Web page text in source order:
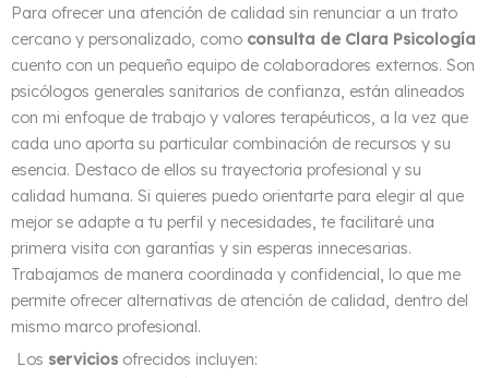
Para ofrecer una atención de calidad sin renunciar a un trato
cercano y personalizado, como consulta de Clara Psicología
cuento con un pequeño equipo de colaboradores externos. Son
psicólogos generales sanitarios de confianza, están alineados
con mi enfoque de trabajo y valores terapéuticos, a la vez que
cada uno aporta su particular combinación de recursos y su
esencia. Destaco de ellos su trayectoria profesional y su
calidad humana. Si quieres puedo orientarte para elegir al que
mejor se adapte a tu perfil y necesidades, te facilitaré una
primera visita con garantías y sin esperas innecesarias.
Trabajamos de manera coordinada y confidencial, lo que me
permite ofrecer alternativas de atención de calidad, dentro del
mismo marco profesional.
Los servicios ofrecidos incluyen: